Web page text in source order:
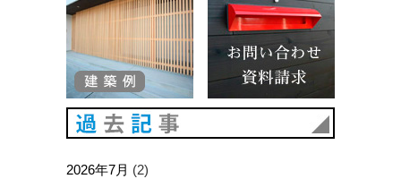
2026年7月 (2)